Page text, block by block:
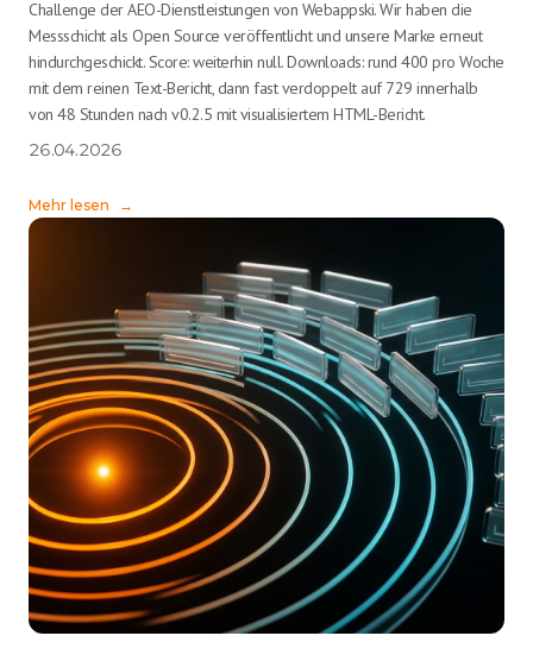
Challenge der AEO-Dienstleistungen von Webappski. Wir haben die
Messschicht als Open Source veröffentlicht und unsere Marke erneut
hindurchgeschickt. Score: weiterhin null. Downloads: rund 400 pro Woche
mit dem reinen Text-Bericht, dann fast verdoppelt auf 729 innerhalb
von 48 Stunden nach v0.2.5 mit visualisiertem HTML-Bericht.
26.04.2026
Mehr lesen →